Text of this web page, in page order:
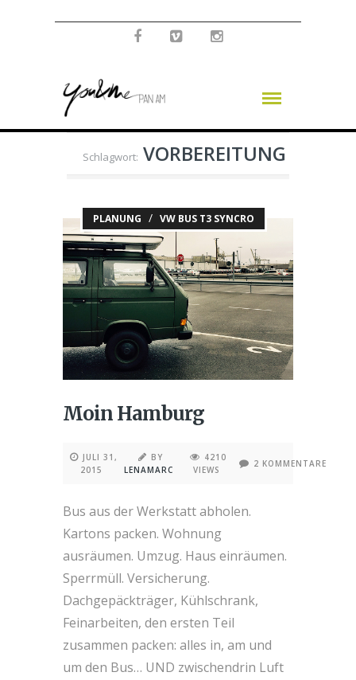
Schlagwort: VORBEREITUNG
PLANUNG / VW BUS T3 SYNCRO
Moin Hamburg
JULI 31,
2015
BY
LENAMARC
4210
VIEWS
2 KOMMENTARE
Bus aus der Werkstatt abholen.
Kartons packen. Wohnung
ausräumen. Umzug. Haus einräumen.
Sperrmüll. Versicherung.
Dachgepäckträger, Kühlschrank,
Feinarbeiten, den ersten Teil
zusammen packen: alles in, am und
um den Bus… UND zwischendrin Luft